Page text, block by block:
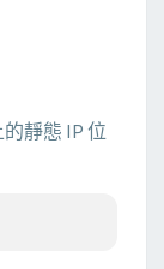
靜態 IP 位